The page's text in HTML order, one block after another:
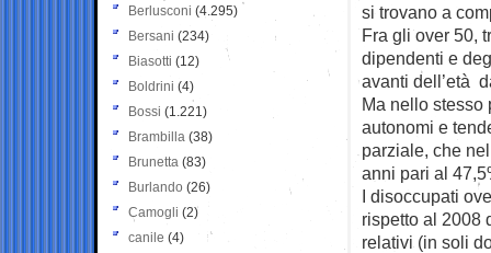
si trovano a
Fra gli over 50,
dipendenti e
avanti dell’età
Ma nello stesso
autonomi e
parziale, che
anni pari al
I disoccupati
rispetto al 2008
relativi (in soli
Berlusconi (4.295)
Bersani (234)
Biasotti (12)
Boldrini (4)
Bossi (1.221)
Brambilla (38)
Brunetta (83)
Burlando (26)
Camogli (2)
canile (4)